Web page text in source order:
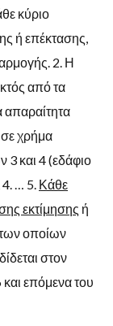
κύριο
ή επέκτασης,
2. Η
από τα
απαραίτητα
σε χρήμα
3 και 4 (εδάφιο
… 5. Κάθε
εκτίμησης ή
των οποίων
στον
επόμενα του